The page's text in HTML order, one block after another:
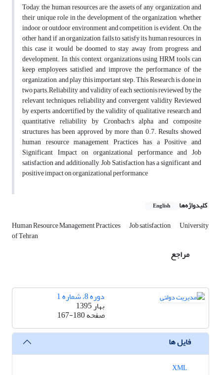
Today, the human resources are the assets of any organization and
their unique role in the development of the organization, whether
indoor or outdoor environment and competition is evident. On the
other hand, if an organization fails to satisfy its human resources, in
this case it would be doomed to stay away from progress and
development. In this context, organizations using HRM tools can
keep employees satisfied and improve the performance of the
organization, and play this important step. This Research is done in
two parts.Reliability and validity of each sectionis reviewed by the
relevant techniques, reliability and convergent validity Reviewed
by experts andcertified by the validity of qualitative research and
quantitative reliability by Cronbach's alpha and composite
structures has been approved by more than 0.7. Results showed
human resource management Practices has a Positive and
Significant Impact on organizational performance and Job
satisfaction and additionally, Job Satisfaction has a significant and
positive impact on organizational performance
کلیدواژه‌ها English
Human Resource Management Practices Job satisfaction University
of Tehran
مراجع
دوره 8، شماره 1
بهار 1395
صفحه167-180
فایل ها